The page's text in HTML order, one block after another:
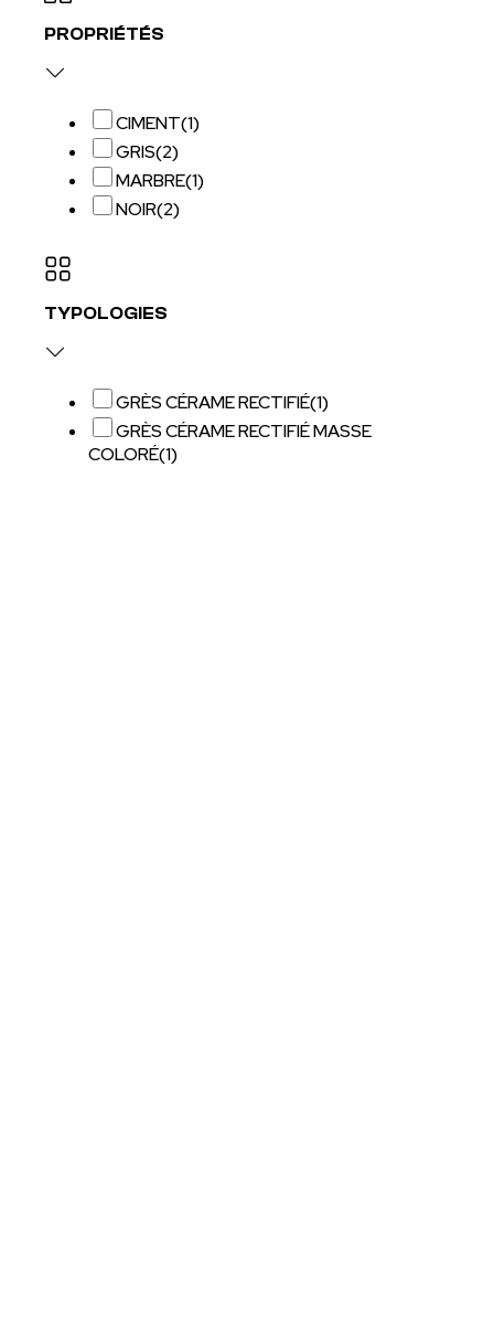
PROPRIÉTÉS
CIMENT(1)
GRIS(2)
MARBRE(1)
NOIR(2)
TYPOLOGIES
GRÈS CÉRAME RECTIFIÉ(1)
GRÈS CÉRAME RECTIFIÉ MASSE
COLORÉ(1)